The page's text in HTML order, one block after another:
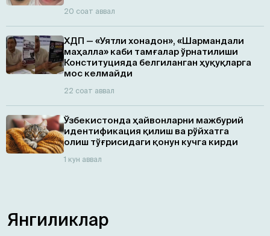
20 соат аввал
ХДП — «Уятли хонадон», «Шармандали
маҳалла» каби тамғалар ўрнатилиши
Конституцияда белгиланган ҳуқуқларга
мос келмайди
22 соат аввал
Ўзбекистонда ҳайвонларни мажбурий
идентификация қилиш ва рўйхатга
олиш тўғрисидаги қонун кучга кирди
1 кун аввал
Янгиликлар